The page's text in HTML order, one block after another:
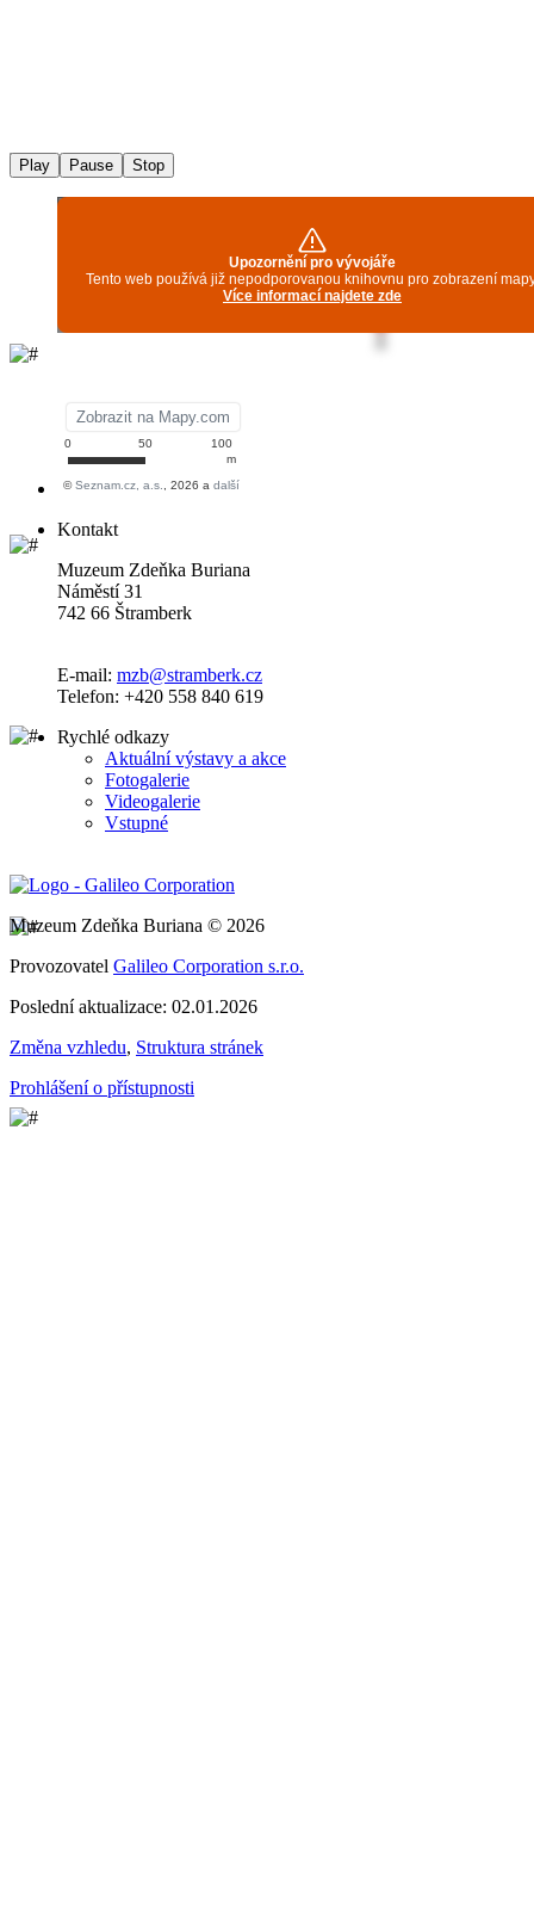
Play Pause Stop
Kontakt
Muzeum Zdeňka Buriana
Náměstí 31
742 66 Štramberk
E-mail: mzb@stramberk.cz
Telefon: +420 558 840 619
Rychlé odkazy
Aktuální výstavy a akce
Fotogalerie
Videogalerie
Vstupné
Muzeum Zdeňka Buriana © 2026
Provozovatel Galileo Corporation s.r.o.
Poslední aktualizace: 02.01.2026
Změna vzhledu, Struktura stránek
Prohlášení o přístupnosti